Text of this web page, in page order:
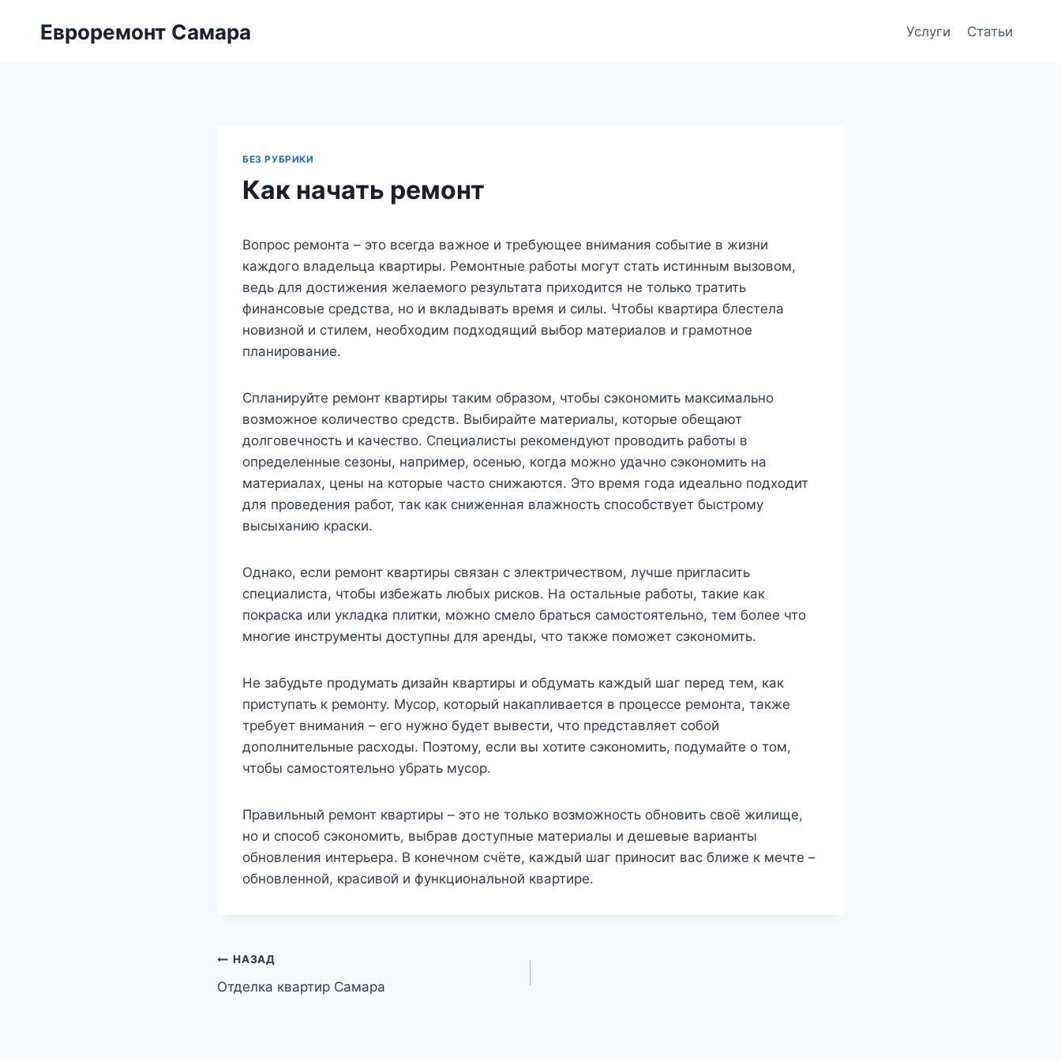
Евроремонт Самара Услуги Статьи
БЕЗ РУБРИКИ
Как начать ремонт
Вопрос ремонта – это всегда важное и требующее внимания событие в жизни
каждого владельца квартиры. Ремонтные работы могут стать истинным вызовом,
ведь для достижения желаемого результата приходится не только тратить
финансовые средства, но и вкладывать время и силы. Чтобы квартира блестела
новизной и стилем, необходим подходящий выбор материалов и грамотное
планирование.
Спланируйте ремонт квартиры таким образом, чтобы сэкономить максимально
возможное количество средств. Выбирайте материалы, которые обещают
долговечность и качество. Специалисты рекомендуют проводить работы в
определенные сезоны, например, осенью, когда можно удачно сэкономить на
материалах, цены на которые часто снижаются. Это время года идеально подходит
для проведения работ, так как сниженная влажность способствует быстрому
высыханию краски.
Однако, если ремонт квартиры связан с электричеством, лучше пригласить
специалиста, чтобы избежать любых рисков. На остальные работы, такие как
покраска или укладка плитки, можно смело браться самостоятельно, тем более что
многие инструменты доступны для аренды, что также поможет сэкономить.
Не забудьте продумать дизайн квартиры и обдумать каждый шаг перед тем, как
приступать к ремонту. Мусор, который накапливается в процессе ремонта, также
требует внимания – его нужно будет вывести, что представляет собой
дополнительные расходы. Поэтому, если вы хотите сэкономить, подумайте о том,
чтобы самостоятельно убрать мусор.
Правильный ремонт квартиры – это не только возможность обновить своё жилище,
но и способ сэкономить, выбрав доступные материалы и дешевые варианты
обновления интерьера. В конечном счёте, каждый шаг приносит вас ближе к мечте –
обновленной, красивой и функциональной квартире.
Навигация
по
НАЗАД
Отделка квартир Самара